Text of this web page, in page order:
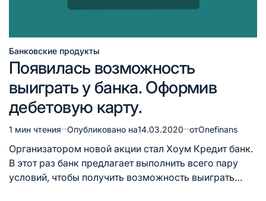
Опубликовано
Банковские продукты
Появилась возможность
выиграть у банка. Оформив
дебетовую карту.
Расчётное
время
чтения
1 мин чтения Опубликовано на14.03.2020 отOnefinans
Организатором новой акции стал Хоум Кредит банк.
В этот раз банк предлагает выполнить всего пару
условий, чтобы получить возможность выиграть…